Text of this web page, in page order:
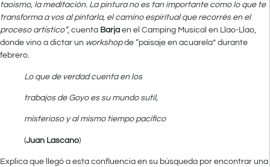
taoismo, la meditación. La pintura no es tan importante como lo que te
transforma a vos al pintarla, el camino espiritual que recorrés en el
proceso artístico”, cuenta Barja en el Camping Musical en Llao-Llao,
donde vino a dictar un workshopde “paisaje en acuarela” durante
febrero.
Lo que de verdad cuenta en los
trabajos de Goyo es su mundo sutil,
misterioso y al mismo tiempo pacífico
(Juan Lascano)
Explica que llegó a esta confluencia en su búsqueda por encontrar una